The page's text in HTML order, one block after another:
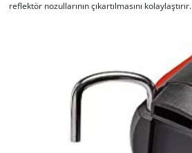
reflektör nozullarının çıkartılmasını kolaylaştırır.